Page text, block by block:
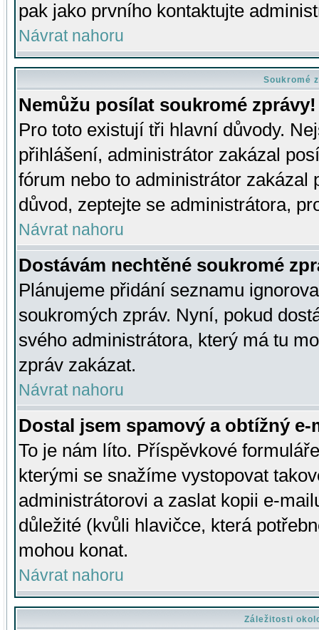
pak jako prvního kontaktujte
Návrat nahoru
Soukromé
Nemůžu posílat soukromé zprávy!
Pro toto existují tři hlavní důvody.
přihlášení, administrátor zakázal
fórum nebo to administrátor zakázal
důvod, zeptejte se administrátora,
Návrat nahoru
Dostávám nechtěné soukromé
Plánujeme přidání seznamu
soukromých zpráv. Nyní, pokud
svého administrátora, který má tu
zpráv zakázat.
Návrat nahoru
Dostal jsem spamový a obtížný
To je nám líto. Příspěvkové
kterými se snažíme vystopovat
administrátorovi a zaslat kopii e-
důležité (kvůli hlavičce, která
mohou konat.
Návrat nahoru
Záležitosti